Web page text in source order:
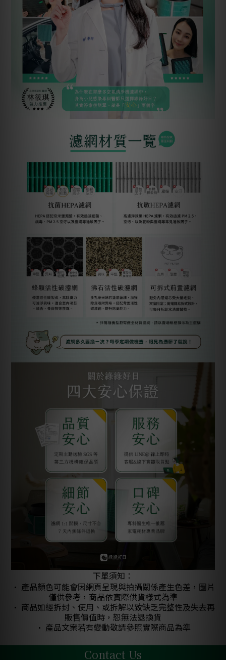
下單須知：
• 產品顏色可能會因網頁呈現與拍攝關係產生色差，圖片
僅供參考，商品依實際供貨樣式為準
• 商品如經拆封、使用、或拆解以致缺乏完整性及失去再
販售價值時，恕無法退換貨
• 產品文案若有變動敬請參照實際商品為準
Contact Us